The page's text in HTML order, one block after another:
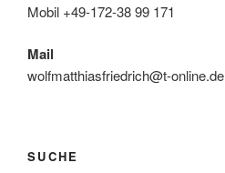
Mobil +49-172-38 99 171
Mail
wolfmatthiasfriedrich@t-online.de
SUCHE